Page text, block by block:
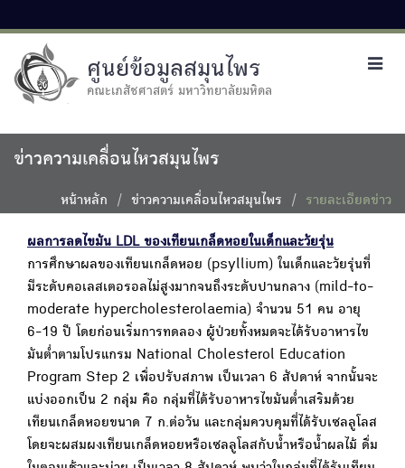
ศูนย์ข้อมูลสมุนไพร
คณะเภสัชศาสตร์ มหาวิทยาลัยมหิดล
ข่าวความเคลื่อนไหวสมุนไพร
หน้าหลัก ข่าวความเคลื่อนไหวสมุนไพร รายละเอียดข่าว
ผลการลดไขมัน LDL ของเทียนเกล็ดหอยในเด็กและวัยรุ่น
การศึกษาผลของเทียนเกล็ดหอย (psyllium) ในเด็กและวัยรุ่นที่
มีระดับคอเลสเตอรอลไม่สูงมากจนถึงระดับปานกลาง (mild-to-
moderate hypercholesterolaemia) จำนวน 51 คน อายุ
6-19 ปี โดยก่อนเริ่มการทดลอง ผู้ป่วยทั้งหมดจะได้รับอาหารไข
มันต่ำตามโปรแกรม National Cholesterol Education
Program Step 2 เพื่อปรับสภาพ เป็นเวลา 6 สัปดาห์ จากนั้นจะ
แบ่งออกเป็น 2 กลุ่ม คือ กลุ่มที่ได้รับอาหารไขมันต่ำเสริมด้วย
เทียนเกล็ดหอยขนาด 7 ก.ต่อวัน และกลุ่มควบคุมที่ได้รับเซลลูโลส
โดยจะผสมผงเทียนเกล็ดหอยหรือเซลลูโลสกับน้ำหรือน้ำผลไม้ ดื่ม